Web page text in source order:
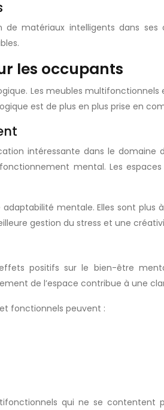
matériaux intelligents dans
les occupants
Les meubles
est de plus en plus prise en
intéressante dans le
mental. Les
mentale. Elles sont
gestion du stress et une
positifs sur le bien-être
de l’espace contribue à une
fonctionnels peuvent :
qui ne se contentent